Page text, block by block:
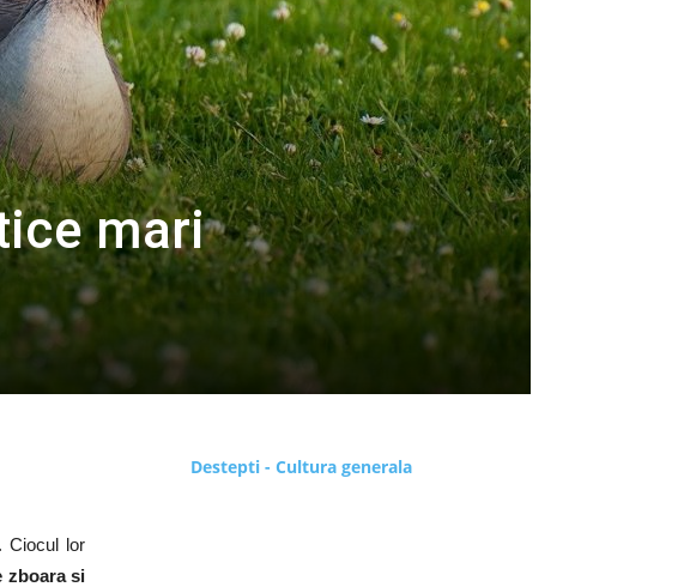
mari
Ciocul lor
zboara si
Destepti - Cultura generala